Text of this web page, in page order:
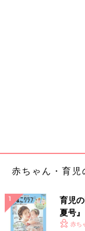
赤ちゃん・育
育児
夏号
いっ赤ち